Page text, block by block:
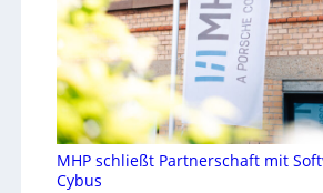
MHP schließt Partnerschaft mit
Cybus